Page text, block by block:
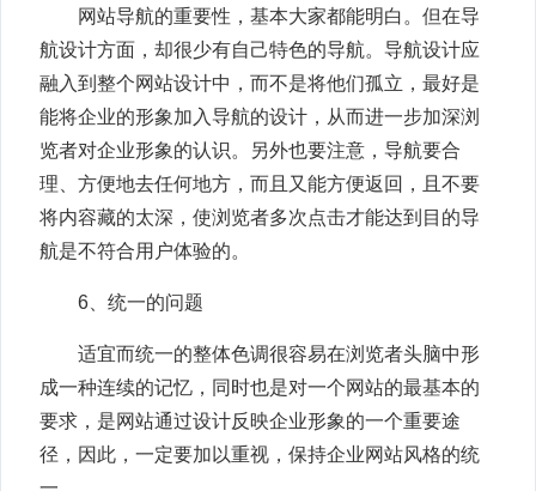
网站导航的重要性，基本大家都能明白。但在导
航设计方面，却很少有自己特色的导航。导航设计应
融入到整个网站设计中，而不是将他们孤立，最好是
能将企业的形象加入导航的设计，从而进一步加深浏
览者对企业形象的认识。另外也要注意，导航要合
理、方便地去任何地方，而且又能方便返回，且不要
将内容藏的太深，使浏览者多次点击才能达到目的导
航是不符合用户体验的。
6、统一的问题
适宜而统一的整体色调很容易在浏览者头脑中形
成一种连续的记忆，同时也是对一个网站的最基本的
要求，是网站通过设计反映企业形象的一个重要途
径，因此，一定要加以重视，保持企业网站风格的统